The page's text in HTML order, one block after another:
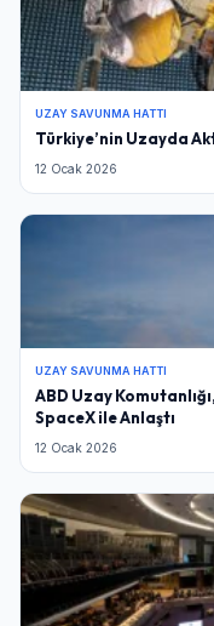
UZAY SAVUNMA HATTI
Türkiye’nin Uzayda
12 Ocak 2026
UZAY SAVUNMA HATTI
ABD Uzay
SpaceX ile Anlaştı
12 Ocak 2026